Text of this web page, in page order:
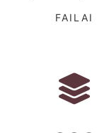
FAILAI